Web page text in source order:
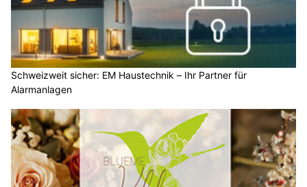
Schweizweit sicher: EM Haustechnik – Ihr Partner für
Alarmanlagen